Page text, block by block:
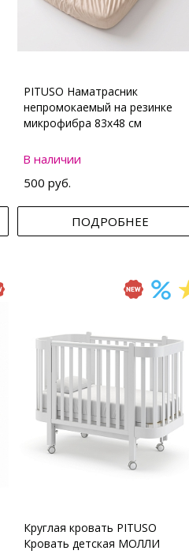
PITUSO Наматрасник
непромокаемый на резинке
микрофибра 83х48 см
В наличии
500 руб.
ПОДРОБНЕЕ
Круглая кровать PITUSO
Кровать детская МОЛЛИ